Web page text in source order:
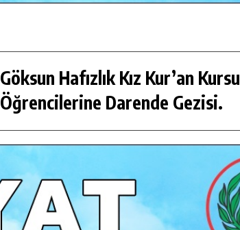
Göksun Hafızlık Kız Kur’an Kursu
Öğrencilerine Darende Gezisi.